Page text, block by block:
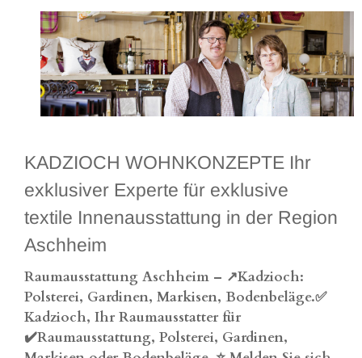
KADZIOCH WOHNKONZEPTE Ihr
exklusiver Experte für exklusive
textile Innenausstattung in der Region
Aschheim
Raumausstattung Aschheim – ↗️Kadzioch:
Polsterei, Gardinen, Markisen, Bodenbeläge.✅
Kadzioch, Ihr Raumausstatter für
✔️Raumausstattung, Polsterei, Gardinen,